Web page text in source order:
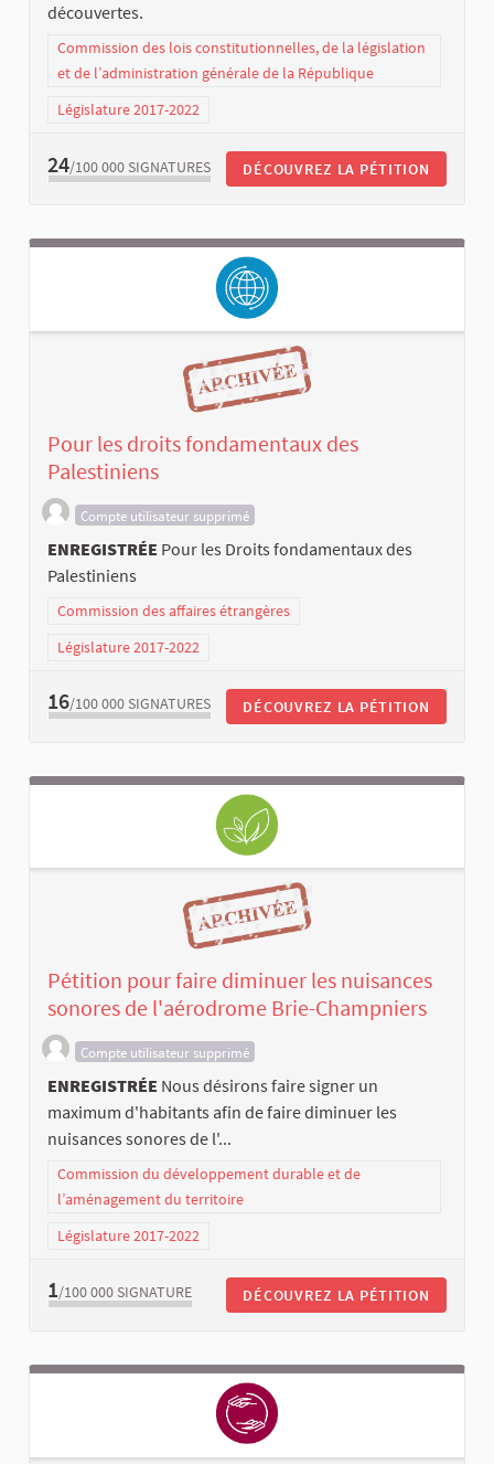
découvertes.
Commission des lois constitutionnelles, de la législation
et de l’administration générale de la République
Législature 2017-2022
24/100 000 SIGNATURES DÉCOUVREZ LA PÉTITION
Pour les droits fondamentaux des
Palestiniens
Compte utilisateur supprimé
ENREGISTRÉE Pour les Droits fondamentaux des
Palestiniens
Commission des affaires étrangères
Législature 2017-2022
16/100 000 SIGNATURES DÉCOUVREZ LA PÉTITION
Pétition pour faire diminuer les nuisances
sonores de l'aérodrome Brie-Champniers
Compte utilisateur supprimé
ENREGISTRÉE Nous désirons faire signer un
maximum d'habitants afin de faire diminuer les
nuisances sonores de l'...
Commission du développement durable et de
l’aménagement du territoire
Législature 2017-2022
1/100 000 SIGNATURE DÉCOUVREZ LA PÉTITION